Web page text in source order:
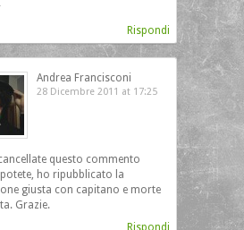
Rispondi
Andrea Francisconi
28 Dicembre 2011 at 17:25
questo commento
ho ripubblicato la
giusta con capitano e morte
Grazie.
Rispondi